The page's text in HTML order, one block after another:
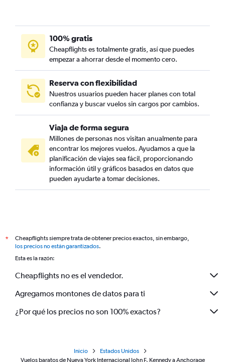
100% gratis
Cheapflights es totalmente gratis, así que puedes
empezar a ahorrar desde el momento cero.
Reserva con flexibilidad
Nuestros usuarios pueden hacer planes con total
confianza y buscar vuelos sin cargos por cambios.
Viaja de forma segura
Millones de personas nos visitan anualmente para
encontrar los mejores vuelos. Ayudamos a que la
planificación de viajes sea fácil, proporcionando
información útil y gráficos basados en datos que
pueden ayudarte a tomar decisiones.
*
Cheapflights siempre trata de obtener precios exactos, sin embargo,
los precios no están garantizados.
Esta es la razón:
Cheapflights no es el vendedor.
Agregamos montones de datos para ti
¿Por qué los precios no son 100% exactos?
Inicio
Estados Unidos
Vuelos baratos de Nueva York Internacional John F. Kennedy a Anchorage